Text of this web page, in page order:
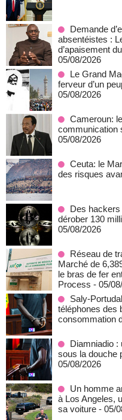
Demande
absentéistes :
d’apaisement
05/08/2026
Le Grand
ferveur d’un
05/08/2026
Cameroun:
communication
05/08/2026
Ceuta: le
des risques
Des hackers
dérober 130
05/08/2026
Réseau de
Marché de
le bras de fer
Process - 05/
Saly-
téléphones des
consommation
Diamniadio :
sous la douche
05/08/2026
Un homme
à Los Angeles,
sa voiture - 05/